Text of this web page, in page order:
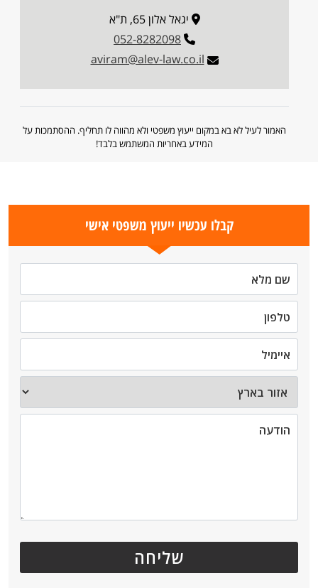
יגאל אלון 65, ת"א
052-8282098
aviram@alev-law.co.il
האמור לעיל לא בא במקום ייעוץ משפטי ולא מהווה לו תחליף. ההסתמכות על
המידע באחריות המשתמש בלבד!
קבלו עכשיו ייעוץ משפטי אישי